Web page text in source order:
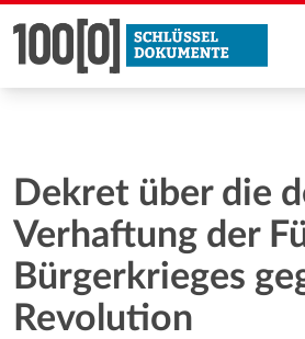
Dekret über die
Verhaftung der
Bürgerkrieges
Revolution